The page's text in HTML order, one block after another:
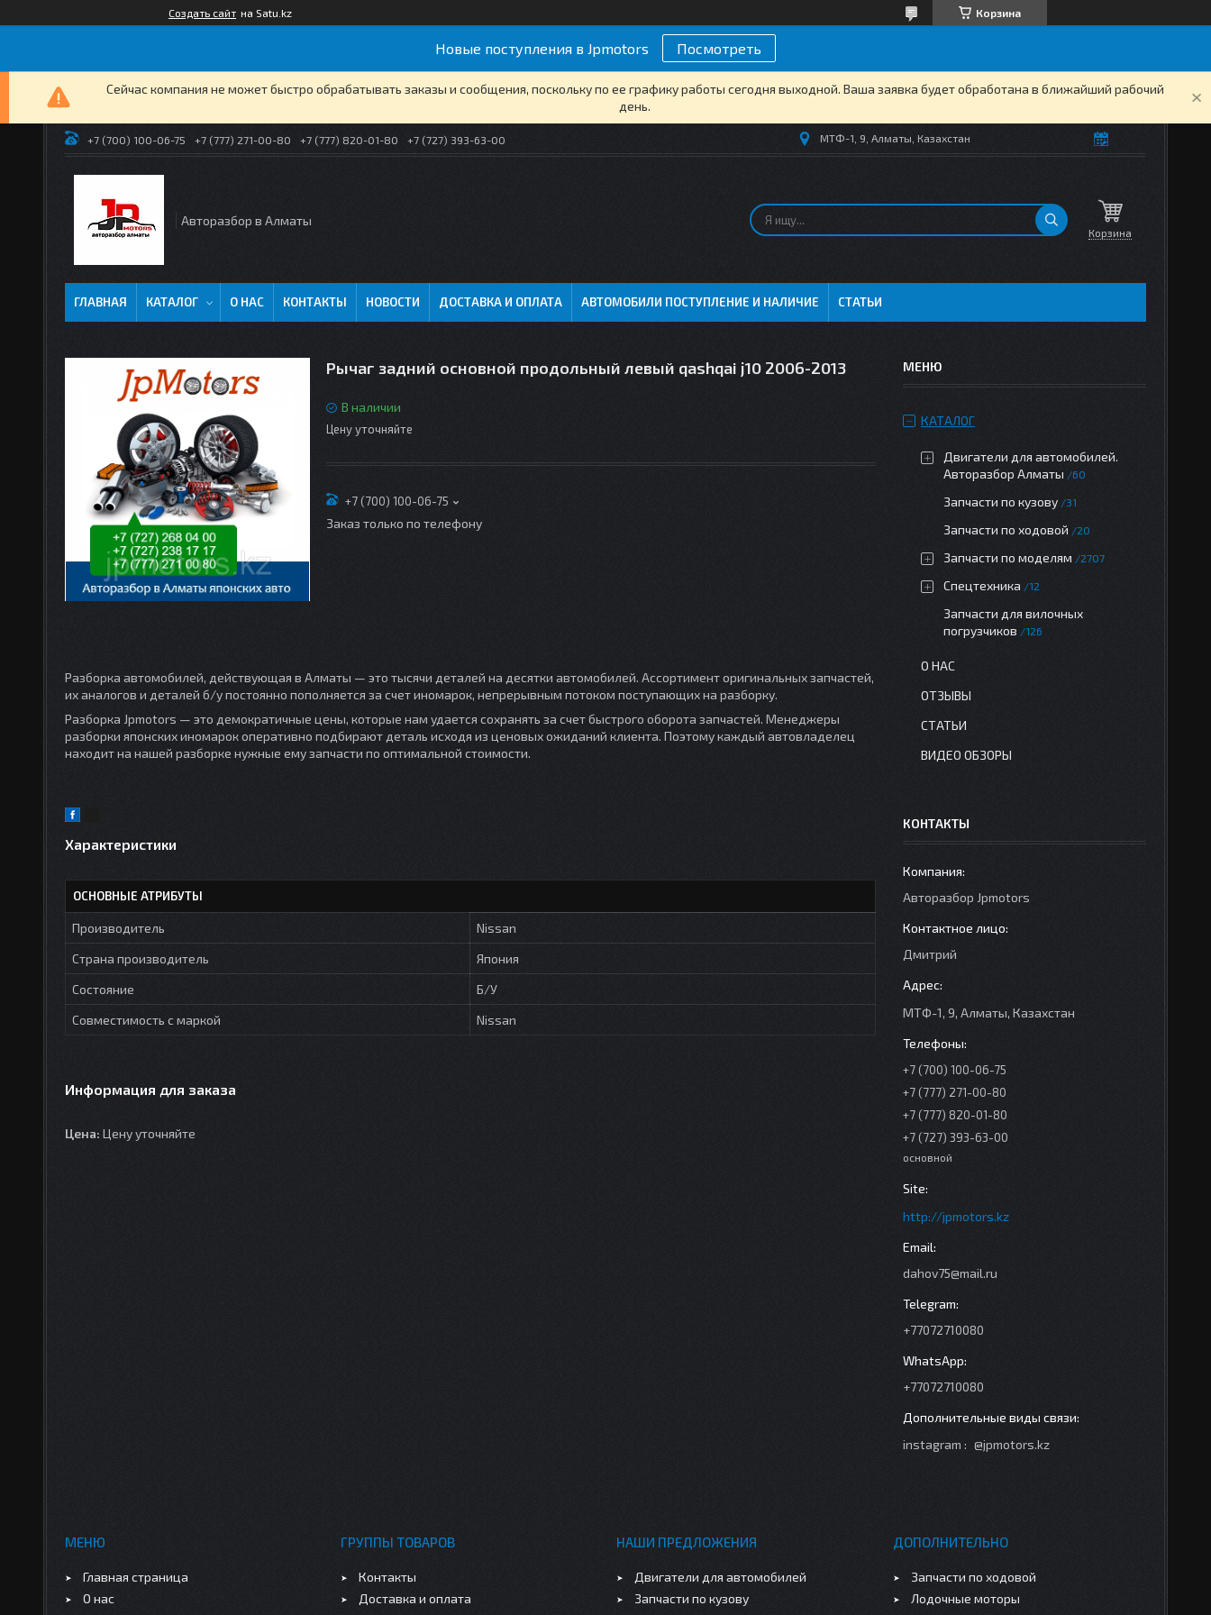
Создать сайт на Satu.kz Корзина
Новые поступления в Jpmotors Посмотреть
Сейчас компания не может быстро обрабатывать заказы и сообщения, поскольку по ее графику работы сегодня выходной. Ваша заявка будет обработана в ближайший рабочий
день.
+7 (700) 100-06-75 +7 (777) 271-00-80 +7 (777) 820-01-80 +7 (727) 393-63-00 МТФ-1, 9, Алматы, Казахстан
Авторазбор в Алматы
Корзина
ГЛАВНАЯ КАТАЛОГ О НАС КОНТАКТЫ НОВОСТИ ДОСТАВКА И ОПЛАТА АВТОМОБИЛИ ПОСТУПЛЕНИЕ И НАЛИЧИЕ СТАТЬИ
Рычаг задний основной продольный левый qashqai j10 2006-2013
В наличии
Цену уточняйте
+7 (700) 100-06-75
Заказ только по телефону
Разборка автомобилей, действующая в Алматы — это тысячи деталей на десятки автомобилей. Ассортимент оригинальных запчастей,
их аналогов и деталей б/у постоянно пополняется за счет иномарок, непрерывным потоком поступающих на разборку.
Разборка Jpmotors — это демократичные цены, которые нам удается сохранять за счет быстрого оборота запчастей. Менеджеры
разборки японских иномарок оперативно подбирают деталь исходя из ценовых ожиданий клиента. Поэтому каждый автовладелец
находит на нашей разборке нужные ему запчасти по оптимальной стоимости.
Характеристики
ОСНОВНЫЕ АТРИБУТЫ
Производитель
Nissan
Страна производитель
Япония
Состояние
Б/У
Совместимость с маркой
Nissan
Информация для заказа
Цена: Цену уточняйте
КАТАЛОГ
Двигатели для автомобилей.
Авторазбор Алматы
60
Запчасти по кузову 31
Запчасти по ходовой 20
Запчасти по моделям 2707
Спецтехника 12
Запчасти для вилочных
погрузчиков
126
О НАС
ОТЗЫВЫ
СТАТЬИ
ВИДЕО ОБЗОРЫ
КОНТАКТЫ
Авторазбор Jpmotors
Дмитрий
МТФ-1, 9, Алматы, Казахстан
+7 (700) 100-06-75
+7 (777) 271-00-80
+7 (777) 820-01-80
+7 (727) 393-63-00
основной
http://jpmotors.kz
dahov75@mail.ru
+77072710080
+77072710080
instagram @jpmotors.kz
МЕНЮ
Главная страница
О нас
ГРУППЫ ТОВАРОВ
Контакты
Доставка и оплата
НАШИ ПРЕДЛОЖЕНИЯ
Двигатели для автомобилей
Запчасти по кузову
ДОПОЛНИТЕЛЬНО
Запчасти по ходовой
Лодочные моторы